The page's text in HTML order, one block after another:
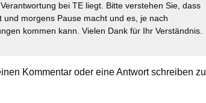
bei TE liegt. Bitte verstehen Sie, dass
morgens Pause macht und es, je nach
kommen kann. Vielen Dank für Ihr Verständnis.
Kommentar oder eine Antwort schreiben zu